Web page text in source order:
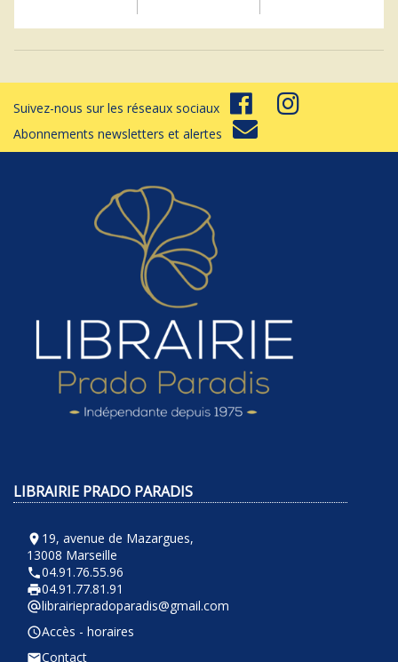
Suivez-nous sur les réseaux sociaux
Abonnements newsletters et alertes
LIBRAIRIE PRADO PARADIS
room 19, avenue de Mazargues,
13008 Marseille
phone04.91.76.55.96
local_printshop04.91.77.81.91
alternate_emaillibrairiepradoparadis@gmail.com
query_builderAccès - horaires
emailContact